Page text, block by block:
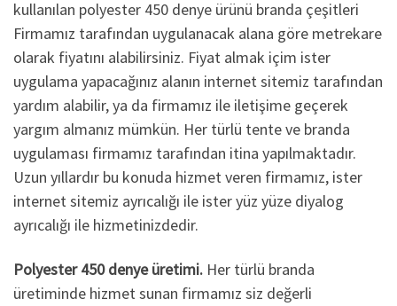
kullanılan polyester 450 denye ürünü branda çeşitleri
Firmamız tarafından uygulanacak alana göre metrekare
olarak fiyatını alabilirsiniz. Fiyat almak içim ister
uygulama yapacağınız alanın internet sitemiz tarafından
yardım alabilir, ya da firmamız ile iletişime geçerek
yargım almanız mümkün. Her türlü tente ve branda
uygulaması firmamız tarafından itina yapılmaktadır.
Uzun yıllardır bu konuda hizmet veren firmamız, ister
internet sitemiz ayrıcalığı ile ister yüz yüze diyalog
ayrıcalığı ile hizmetinizdedir.
Polyester 450 denye üretimi. Her türlü branda
üretiminde hizmet sunan firmamız siz değerli